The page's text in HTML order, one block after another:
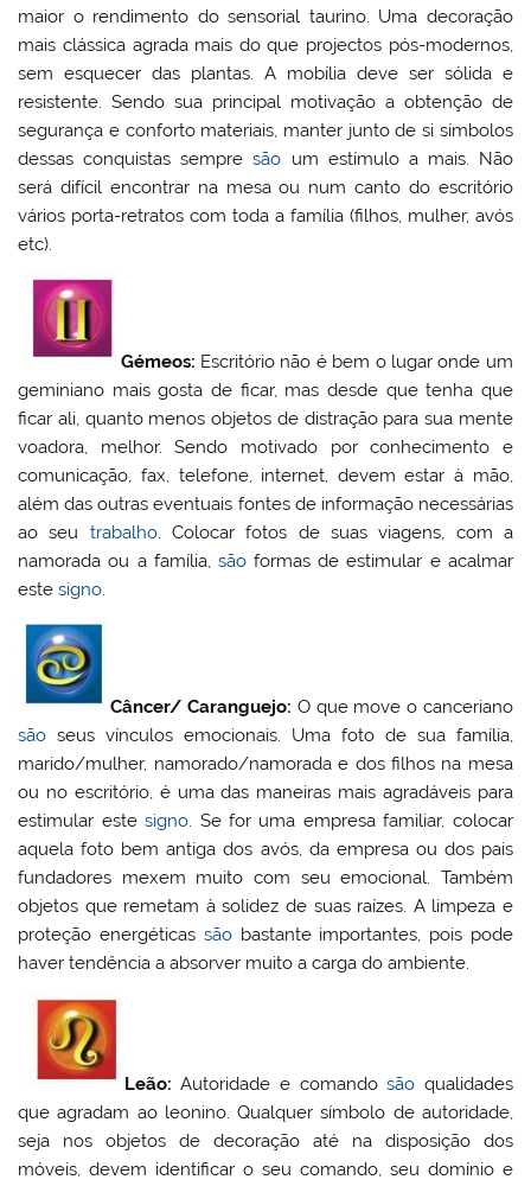
maior o rendimento do sensorial taurino. Uma decoração
mais clássica agrada mais do que projectos pós-modernos,
sem esquecer das plantas. A mobília deve ser sólida e
resistente. Sendo sua principal motivação a obtenção de
segurança e conforto materiais, manter junto de si símbolos
dessas conquistas sempresão um estímulo a mais. Não
será difícil encontrar na mesa ou num canto do escritório
vários porta-retratos com toda a família (filhos, mulher, avós
etc).
Gémeos: Escritório não é bem o lugar onde um
geminiano mais gosta de ficar, mas desde que tenha que
ficar ali, quanto menos objetos de distração para sua mente
voadora, melhor. Sendo motivado por conhecimento e
comunicação, fax, telefone, internet, devem estar à mão,
além das outras eventuais fontes de informação necessárias
ao seu trabalho. Colocar fotos de suas viagens, com a
namorada ou a família, sãoformas de estimular e acalmar
estesigno.
Câncer/ Caranguejo: O que move o canceriano
são seus vínculos emocionais. Uma foto de sua família,
marido/mulher, namorado/namorada e dos filhos na mesa
ou no escritório, é uma das maneiras mais agradáveis para
estimular estesigno. Se for uma empresa familiar, colocar
aquela foto bem antiga dos avós, da empresa ou dos pais
fundadores mexem muito com seu emocional. Também
objetos que remetam à solidez de suas raízes. A limpeza e
proteção energéticas sãobastante importantes, pois pode
haver tendência a absorver muito a carga do ambiente.
Leão: Autoridade e comandosão qualidades
que agradam ao leonino. Qualquer símbolo de autoridade,
seja nos objetos de decoração até na disposição dos
móveis, devem identificar o seu comando, seu domínio e